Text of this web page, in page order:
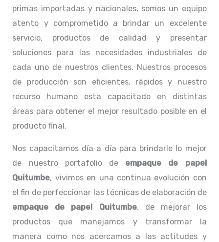
primas importadas y nacionales, somos un equipo
atento y comprometido a brindar un excelente
servicio, productos de calidad y presentar
soluciones para las necesidades industriales de
cada uno de nuestros clientes. Nuestros procesos
de producción son eficientes, rápidos y nuestro
recurso humano esta capacitado en distintas
áreas para obtener el mejor resultado posible en el
producto final.
Nos capacitamos día a día para brindarle lo mejor
de nuestro portafolio de empaque de papel
Quitumbe, vivimos en una continua evolución con
el fin de perfeccionar las técnicas de elaboración de
empaque de papel Quitumbe, de mejorar los
productos que manejamos y transformar la
manera como nos acercamos a las actitudes y